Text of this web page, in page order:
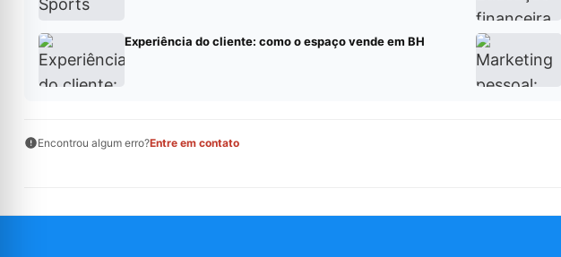
Experiência do cliente: como o espaço vende em BH
Encontrou algum erro?Entre em contato